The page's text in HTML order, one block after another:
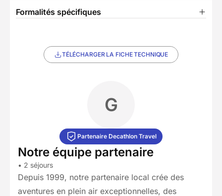
Formalités spécifiques
TÉLÉCHARGER LA FICHE TECHNIQUE
G
Partenaire Decathlon Travel
Notre équipe partenaire
• 2 séjours
Depuis 1999, notre partenaire local crée des
aventures en plein air exceptionnelles, des